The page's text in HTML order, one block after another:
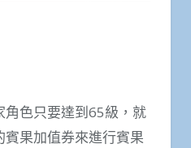
角色只要達到65級，就
果加值券來進行賓果